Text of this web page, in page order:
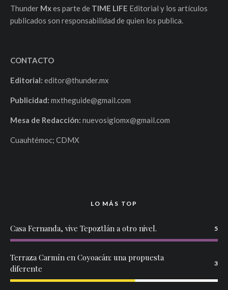
Thunder Mxes parte de TIME LIFE Editorial y los artículos
publicados son responsabilidad de quien los publica.
CONTACTO
Editorial: editor@thunder.mx
Publicidad: mxtheguide@gmail.com
Mesa de Redacción: nuevosiglomx@gmail.com
Cuauhtémoc; CDMX
LO MÁS TOP
Casa Fernanda, vive Tepoztlán a otro nivel. 5
Terraza Carmín en Coyoacán: una propuesta
diferente
3